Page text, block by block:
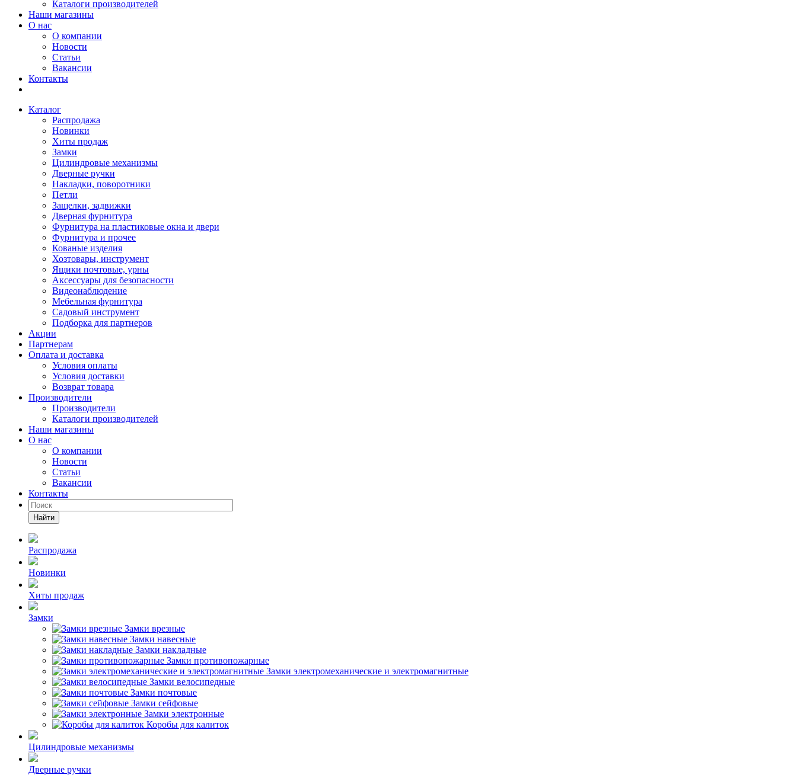
Каталоги производителей
Наши магазины
О нас
О компании
Новости
Статьи
Вакансии
Контакты
Каталог
Распродажа
Новинки
Хиты продаж
Замки
Цилиндровые механизмы
Дверные ручки
Накладки, поворотники
Петли
Защелки, задвижки
Дверная фурнитура
Фурнитура на пластиковые окна и двери
Фурнитура и прочее
Кованые изделия
Хозтовары, инструмент
Ящики почтовые, урны
Аксессуары для безопасности
Видеонаблюдение
Мебельная фурнитура
Садовый инструмент
Подборка для партнеров
Акции
Партнерам
Оплата и доставка
Условия оплаты
Условия доставки
Возврат товара
Производители
Производители
Каталоги производителей
Наши магазины
О нас
О компании
Новости
Статьи
Вакансии
Контакты
Найти
Распродажа
Новинки
Хиты продаж
Замки
Замки врезные
Замки навесные
Замки накладные
Замки противопожарные
Замки электромеханические и электромагнитные
Замки велосипедные
Замки почтовые
Замки сейфовые
Замки электронные
Коробы для калиток
Цилиндровые механизмы
Дверные ручки